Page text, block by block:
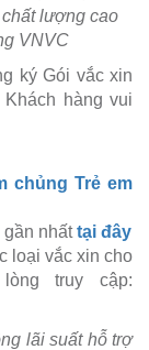
lượng cao
VNVC
ký Gói vắc xin
hàng vui
chủng Trẻ em
gần nhấttại đây
loại vắc xin cho
truy cập:
lãi suất hỗ trợ